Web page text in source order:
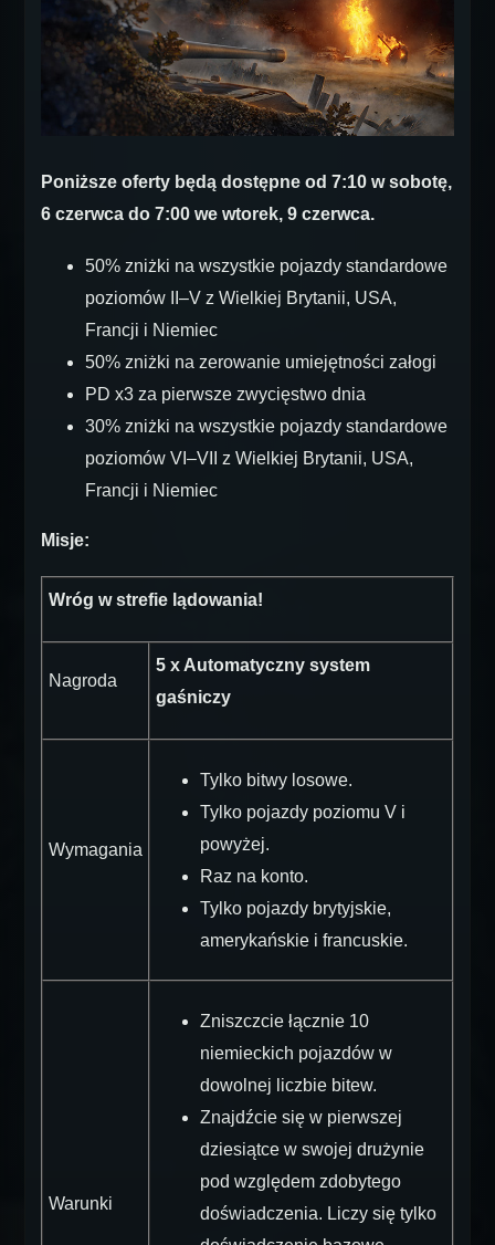
Poniższe oferty będą dostępne od 7:10 w sobotę,
6 czerwca do 7:00 we wtorek, 9 czerwca.
50% zniżki na wszystkie pojazdy standardowe
poziomów II–V z Wielkiej Brytanii, USA,
Francji i Niemiec
50% zniżki na zerowanie umiejętności załogi
PD x3 za pierwsze zwycięstwo dnia
30% zniżki na wszystkie pojazdy standardowe
poziomów VI–VII z Wielkiej Brytanii, USA,
Francji i Niemiec
Misje:
Wróg w strefie lądowania!
Nagroda
5 x Automatyczny system
gaśniczy
Wymagania
Tylko bitwy losowe.
Tylko pojazdy poziomu V i
powyżej.
Raz na konto.
Tylko pojazdy brytyjskie,
amerykańskie i francuskie.
Warunki
Zniszczcie łącznie 10
niemieckich pojazdów w
dowolnej liczbie bitew.
Znajdźcie się w pierwszej
dziesiątce w swojej drużynie
pod względem zdobytego
doświadczenia. Liczy się tylko